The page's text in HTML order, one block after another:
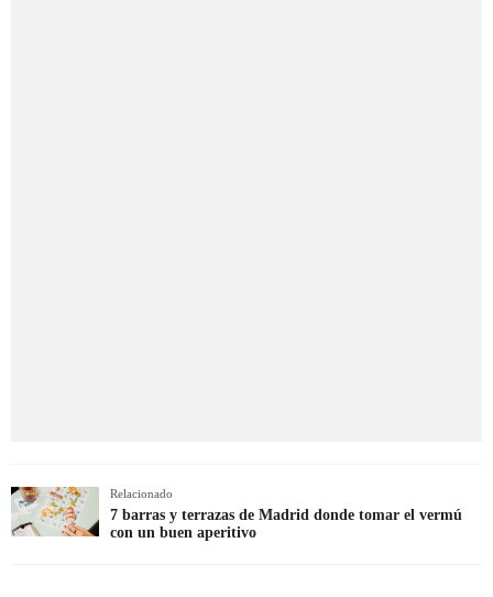
Relacionado
7 barras y terrazas de Madrid donde tomar el vermú
con un buen aperitivo